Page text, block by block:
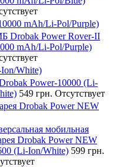
mAh/Li-Pol/Purple)
Drobak Power Rover-II
mAh/Li-Pol/Purple)
White)
Power-10000 (Li-
549 грн. Отсутствует
Drobak Power NEW
мобильная
Drobak Power NEW
(Li-Ion/White) 599 грн.